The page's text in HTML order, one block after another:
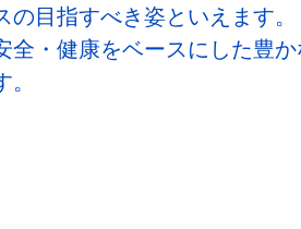
目指すべき姿といえます。
・健康をベースにした豊か